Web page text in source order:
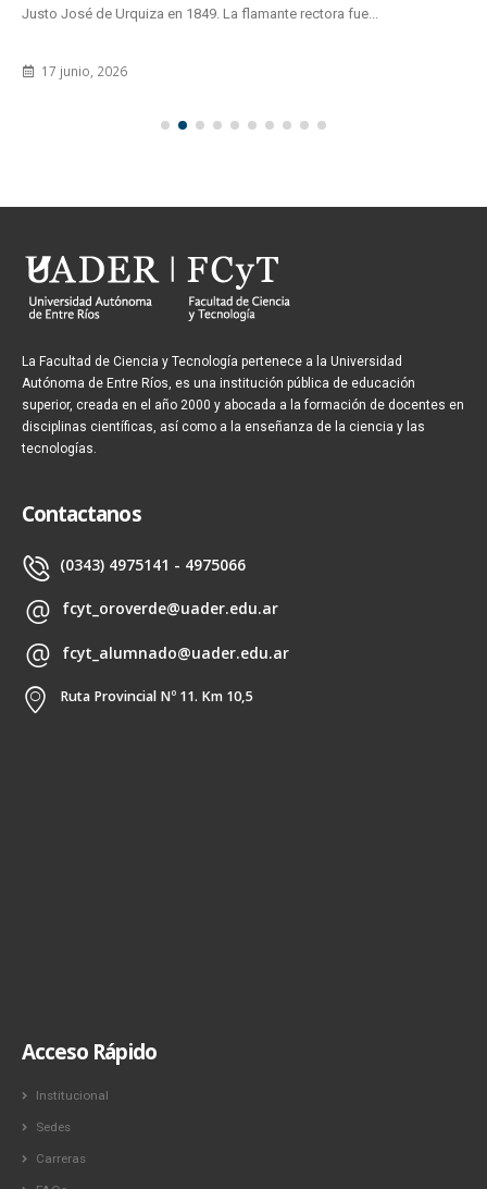
Justo José de Urquiza en 1849. La flamante rectora fue...
17 junio, 2026
La Facultad de Ciencia y Tecnología pertenece a la Universidad
Autónoma de Entre Ríos, es una institución pública de educación
superior, creada en el año 2000 y abocada a la formación de docentes en
disciplinas científicas, así como a la enseñanza de la ciencia y las
tecnologías.
Contactanos
(0343) 4975141 - 4975066
fcyt_oroverde@uader.edu.ar
fcyt_alumnado@uader.edu.ar
Ruta Provincial Nº 11. Km 10,5
Acceso Rápido
Institucional
Sedes
Carreras